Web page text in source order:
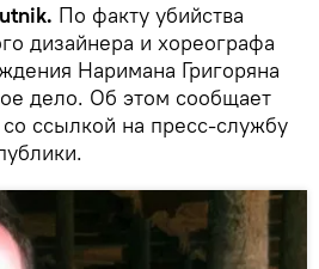
По факту убийства
дизайнера и хореографа
Наримана Григоряна
дело. Об этом сообщает
со ссылкой на пресс-службу